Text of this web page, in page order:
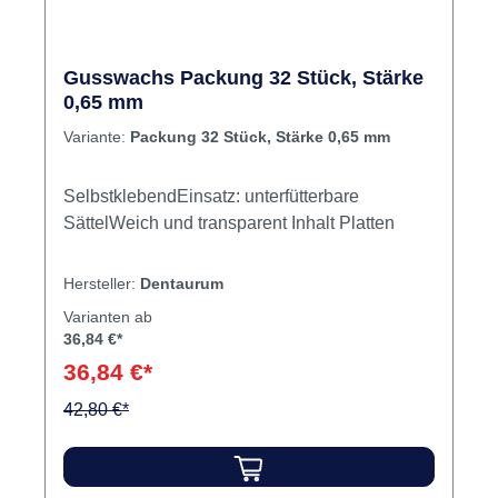
Gusswachs Packung 32 Stück, Stärke
0,65 mm
Variante: Packung 32 Stück, Stärke 0,65 mm
SelbstklebendEinsatz: unterfütterbare
SättelWeich und transparent Inhalt Platten
Hersteller: Dentaurum
Varianten ab
36,84 €*
36,84 €*
42,80 €*